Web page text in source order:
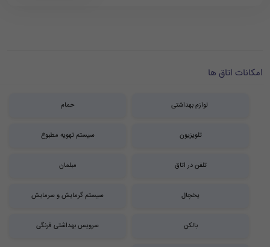
امکانات اتاق ها
لوازم بهداشتی حمام
تلویزیون سیستم تهویه مطبوع
تلفن در اتاق مبلمان
یخچال سیستم گرمایش و سرمایش
بالکن سرویس بهداشتی فرنگی